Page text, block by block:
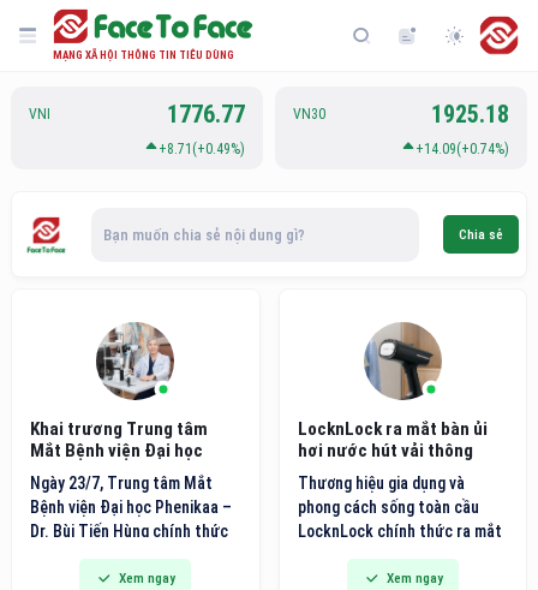
MẠNG XÃ HỘI THÔNG TIN TIÊU DÙNG
VNI 1776.77
+8.71(+0.49%)
VN30 1925.18
+14.09(+0.74%)
Bạn muốn chia sẻ nội dung gì? Chia sẻ
Khai trương Trung tâm
Mắt Bệnh viện Đại học
Phenikaa
Ngày 23/7, Trung tâm Mắt
Bệnh viện Đại học Phenikaa –
Dr. Bùi Tiến Hùng chính thức
đi vào hoạt động, đánh dấu
bước phát triển quan trọng
Xem ngay
LocknLock ra mắt bàn ủi
hơi nước hút vải thông
minh thế hệ mới
Thương hiệu gia dụng và
phong cách sống toàn cầu
LocknLock chính thức ra mắt
dòng bàn ủi hơi nước cầm tay
thế hệ mới tích hợp công nghệ
Xem ngay